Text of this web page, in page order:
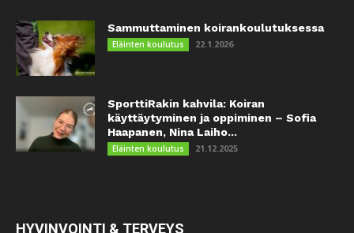
Sammuttaminen koirankoulutuksessa
Eläinten koulutus 22.1.2026
SporttiRakin kahvila: Koiran
käyttäytyminen ja oppiminen – Sofia
Haapanen, Nina Laiho...
Eläinten koulutus 21.12.2025
HYVINVOINTI & TERVEYS